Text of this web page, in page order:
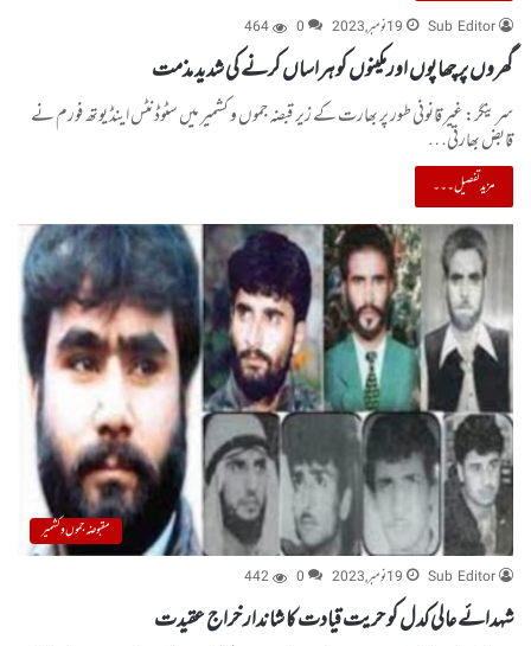
Sub Editor 19 نومبر, 2023 0
464
گھروں پر چھاپوں اورمکینوں کو ہراساں کرنے کی شدید مذمت
سرینگر: غیر قانونی طور پر بھارت کے زیر قبضہ جموں و کشمیر میں سٹوڈنٹس اینڈ یوتھ فورم نے
قابض بھارتی…
مزید تفصیل۔۔۔
مقبوضہ جموں و کشمیر
Sub Editor
19 نومبر, 2023 0
442
شہدائے عالی کدل کو حریت قیادت کا شاندار خراج عقیدت